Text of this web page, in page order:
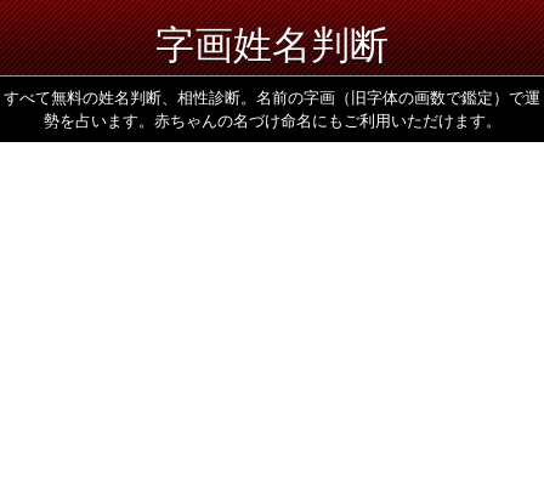
字画姓名判断
すべて無料の姓名判断、相性診断。名前の字画（旧字体の画数で鑑定）で運
勢を占います。赤ちゃんの名づけ命名にもご利用いただけます。